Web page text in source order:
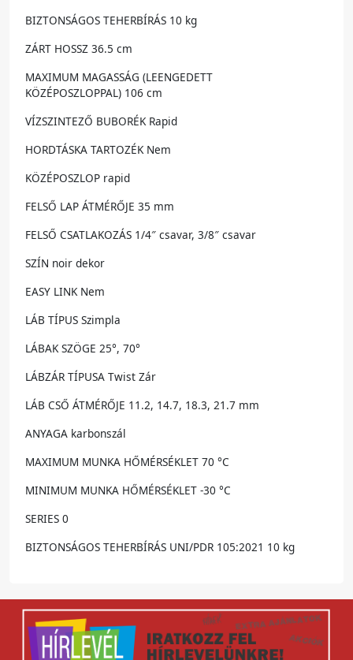
BIZTONSÁGOS TEHERBÍRÁS 10 kg
ZÁRT HOSSZ 36.5 cm
MAXIMUM MAGASSÁG (LEENGEDETT
KÖZÉPOSZLOPPAL) 106 cm
VÍZSZINTEZŐ BUBORÉK Rapid
HORDTÁSKA TARTOZÉK Nem
KÖZÉPOSZLOP rapid
FELSŐ LAP ÁTMÉRŐJE 35 mm
FELSŐ CSATLAKOZÁS 1/4″ csavar, 3/8″ csavar
SZÍN noir dekor
EASY LINK Nem
LÁB TÍPUS Szimpla
LÁBAK SZÖGE 25°, 70°
LÁBZÁR TÍPUSA Twist Zár
LÁB CSŐ ÁTMÉRŐJE 11.2, 14.7, 18.3, 21.7 mm
ANYAGA karbonszál
MAXIMUM MUNKA HŐMÉRSÉKLET 70 °C
MINIMUM MUNKA HŐMÉRSÉKLET -30 °C
SERIES 0
BIZTONSÁGOS TEHERBÍRÁS UNI/PDR 105:2021 10 kg